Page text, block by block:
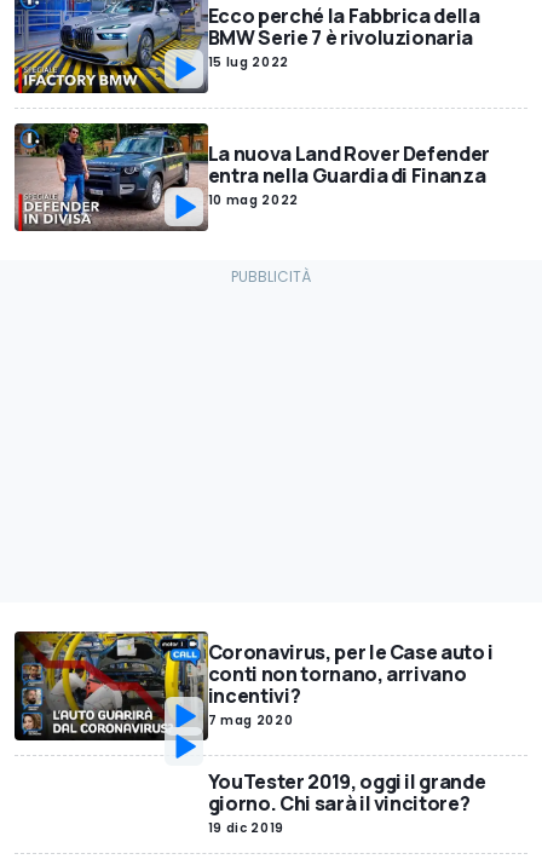
Ecco perché la Fabbrica della
BMW Serie 7 è rivoluzionaria
15 lug 2022
La nuova Land Rover Defender
entra nella Guardia di Finanza
10 mag 2022
Coronavirus, per le Case auto i
conti non tornano, arrivano
incentivi?
7 mag 2020
YouTester 2019, oggi il grande
giorno. Chi sarà il vincitore?
19 dic 2019